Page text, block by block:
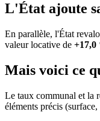
L'État ajoute
En parallèle, l'État
valeur locative de +17,0
Mais voici ce
Le taux communal et la
éléments précis